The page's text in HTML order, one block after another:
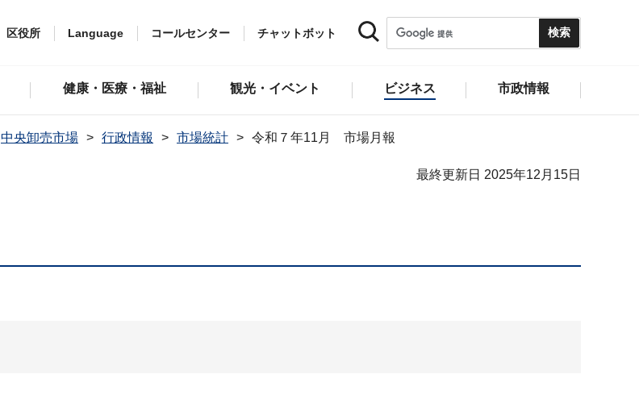
区役所 Language コールセンター チャットボット
健康・医療・福祉 観光・イベント ビジネス 市政情報
中央卸売市場 行政情報 市場統計 令和７年11月 市場月報
最終更新日 2025年12月15日